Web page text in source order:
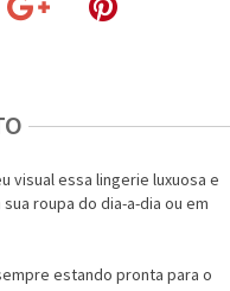
visual essa lingerie luxuosa e
roupa do dia-a-dia ou em
estando pronta para o